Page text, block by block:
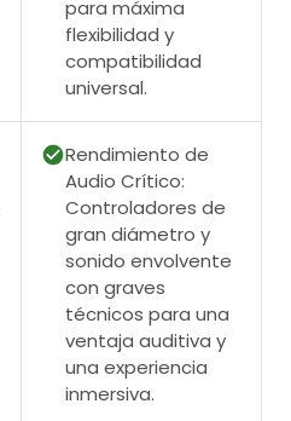
para máxima
flexibilidad y
compatibilidad
universal.
Rendimiento de
Audio Crítico:
Controladores de
gran diámetro y
sonido envolvente
con graves
técnicos para una
ventaja auditiva y
una experiencia
inmersiva.